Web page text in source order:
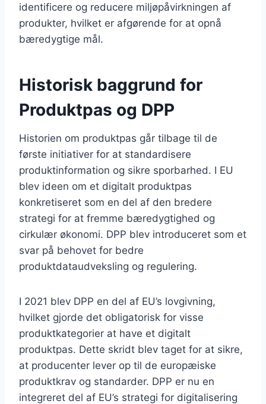
identificere og reducere miljøpåvirkningen af
produkter, hvilket er afgørende for at opnå
bæredygtige mål.
Historisk baggrund for
Produktpas og DPP
Historien om produktpas går tilbage til de
første initiativer for at standardisere
produktinformation og sikre sporbarhed. I EU
blev ideen om et digitalt produktpas
konkretiseret som en del af den bredere
strategi for at fremme bæredygtighed og
cirkulær økonomi. DPP blev introduceret som et
svar på behovet for bedre
produktdataudveksling og regulering.
I 2021 blev DPP en del af EU’s lovgivning,
hvilket gjorde det obligatorisk for visse
produktkategorier at have et digitalt
produktpas. Dette skridt blev taget for at sikre,
at producenter lever op til de europæiske
produktkrav og standarder. DPP er nu en
integreret del af EU’s strategi for digitalisering